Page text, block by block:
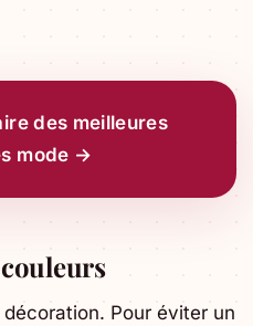
des meilleures
mode →
Pour éviter un